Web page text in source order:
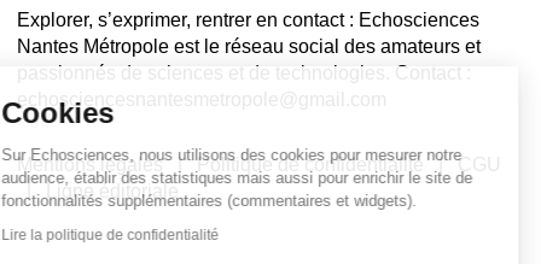
Cookies
Sur Echosciences, nous utilisons des cookies pour mesurer notre
audience, établir des statistiques mais aussi pour enrichir le site de
fonctionnalités supplémentaires (commentaires et widgets).
Lire la politique de confidentialité
Explorer, s’exprimer, rentrer en contact : Echosciences
Nantes Métropole est le réseau social des amateurs et
passionnés de sciences et de technologies. Contact :
echosciencesnantesmetropole@gmail.com
Mentions légales|Politique de confidentialité |CGU
|
Ligne éditoriale